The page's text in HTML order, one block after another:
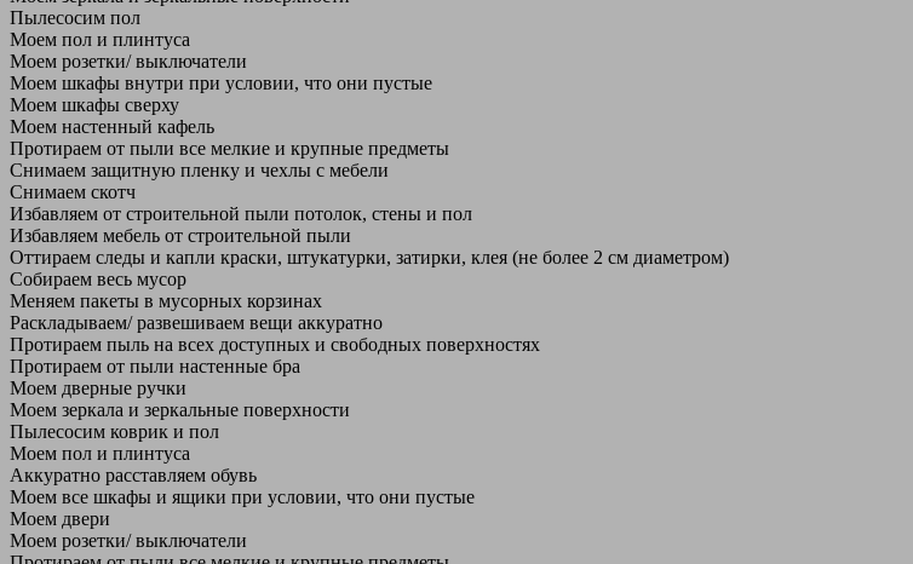
Пылесосим пол
Моем пол и плинтуса
Моем розетки/ выключатели
Моем шкафы внутри при условии, что они пустые
Моем шкафы сверху
Моем настенный кафель
Протираем от пыли все мелкие и крупные предметы
Снимаем защитную пленку и чехлы с мебели
Снимаем скотч
Избавляем от строительной пыли потолок, стены и пол
Избавляем мебель от строительной пыли
Оттираем следы и капли краски, штукатурки, затирки, клея (не более 2 см диаметром)
Собираем весь мусор
Меняем пакеты в мусорных корзинах
Раскладываем/ развешиваем вещи аккуратно
Протираем пыль на всех доступных и свободных поверхностях
Протираем от пыли настенные бра
Моем дверные ручки
Моем зеркала и зеркальные поверхности
Пылесосим коврик и пол
Моем пол и плинтуса
Аккуратно расставляем обувь
Моем все шкафы и ящики при условии, что они пустые
Моем двери
Моем розетки/ выключатели